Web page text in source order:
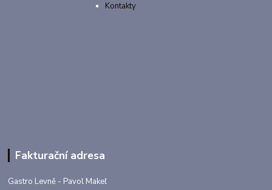
Kontakty
Fakturační adresa
Gastro Levně - Pavol Makeľ